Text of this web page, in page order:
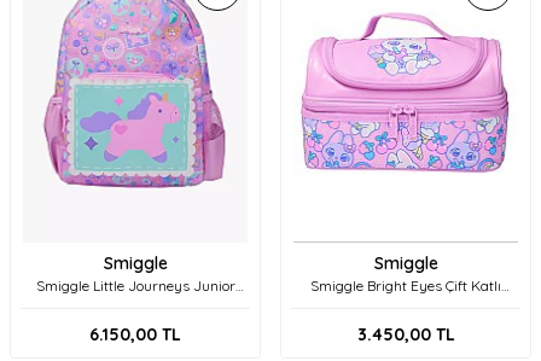
Smiggle
Smiggle Little Journeys Junior
458340 Pembe
6.150,00 TL
Smiggle
Smiggle Bright Eyes Çift Katlı
3.450,00TL